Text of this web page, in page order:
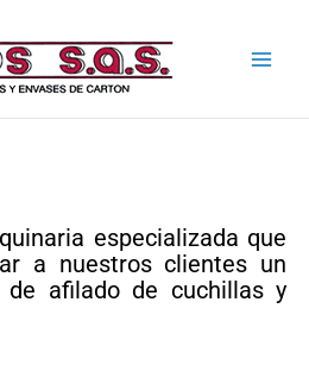
especializada que
a nuestros clientes un
de afilado de cuchillas y